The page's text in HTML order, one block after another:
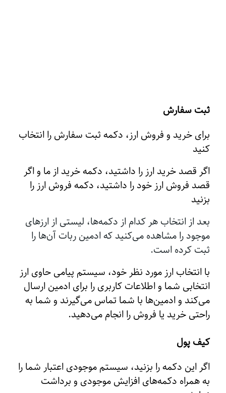
ثبت سفارش
برای خرید و فروش ارز، دکمه ثبت سفارش را انتخاب
کنید
اگر قصد خرید ارز را داشتید، دکمه خرید از ما و اگر
قصد فروش ارز خود را داشتید، دکمه فروش ارز را
بزنید
بعد از انتخاب هر کدام از دکمه‌ها، لیستی از ارزهای
موجود را مشاهده می‌کنید که ادمین ربات آن‌ها را
ثبت کرده است.
با انتخاب ارز مورد نظر خود، سیستم پیامی حاوی ارز
انتخابی شما و اطلاعات کاربری را برای ادمین ارسال
می‌کند و ادمین‌ها با شما تماس می‌گیرند و شما به
راحتی خرید یا فروش را انجام می‌دهید.
کیف پول
اگر این دکمه را بزنید، سیستم موجودی اعتبار شما را
به همراه دکمه‌های افزایش موجودی و برداشت